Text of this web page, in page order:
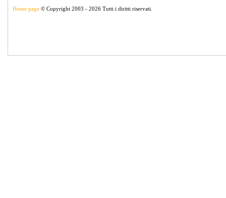
Home page © Copyright 2003 - 2026 Tutti i diritti riservati.